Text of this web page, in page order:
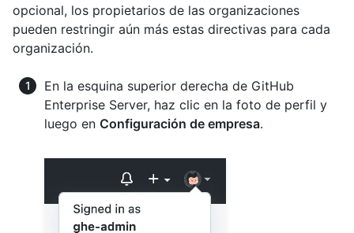
opcional, los propietarios de las organizaciones
pueden restringir aún más estas directivas para cada
organización.
En la esquina superior derecha de GitHub
Enterprise Server, haz clic en la foto de perfil y
luego en Configuración de empresa.